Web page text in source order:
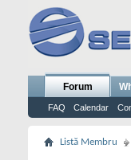
Forum
FAQ Calendar
Listă Membru